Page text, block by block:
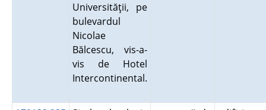
Universităţii, pe
bulevardul
Nicolae
Bălcescu, vis-a-
vis de Hotel
Intercontinental.